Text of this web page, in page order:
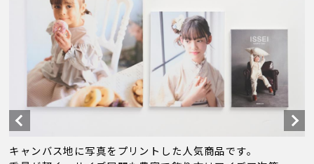
キャンバス地に写真をプリントした人気商品です。